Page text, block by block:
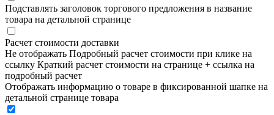
Подставлять заголовок торгового предложения в название
товара на детальной странице
Расчет стоимости доставки
Не отображать Подробный расчет стоимости при клике на
ссылку Краткий расчет стоимости на странице + ссылка на
подробный расчет
Отображать информацию о товаре в фиксированной шапке на
детальной странице товара